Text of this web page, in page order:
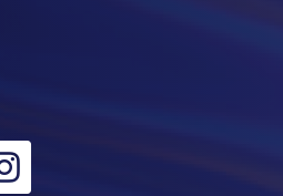
转